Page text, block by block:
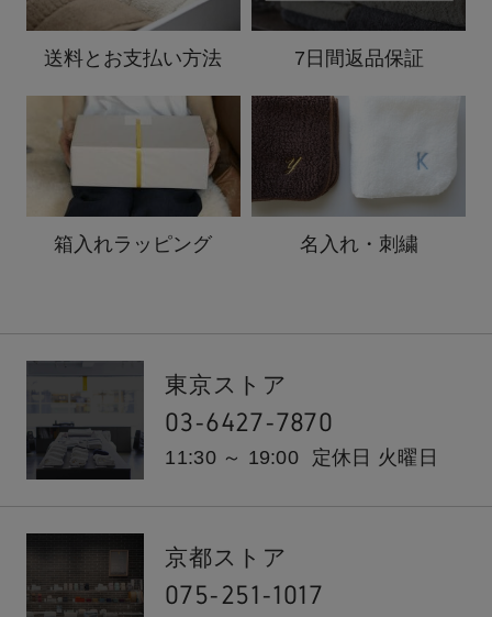
送料と お支払い方法 7日間返品保証
箱入れラッピング 名入れ・刺繍
東京ストア
03-6427-7870
11:30 ～ 19:00 定休日 火曜日
京都ストア
075-251-1017